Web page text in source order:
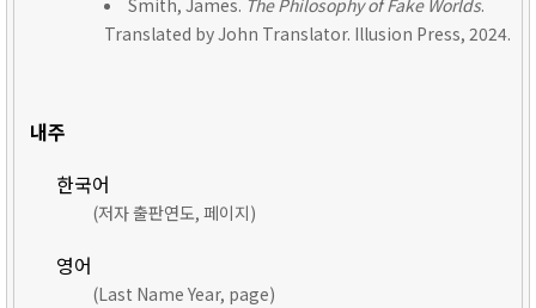
Smith, James. The Philosophy of Fake Worlds.
Translated by John Translator. Illusion Press, 2024.
내주
한국어
(저자 출판연도, 페이지)
영어
(Last Name Year, page)